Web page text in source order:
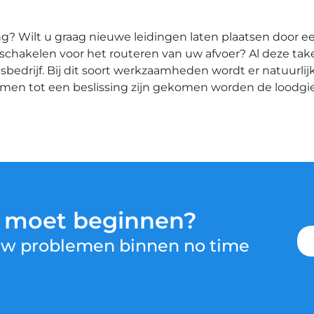
Wilt u graag nieuwe leidingen laten plaatsen door
voor het routeren van uw afvoer? Al deze
Bij dit soort werkzaamheden wordt er
tot een beslissing zijn gekomen worden de
beginnen?
problemen binnen no time